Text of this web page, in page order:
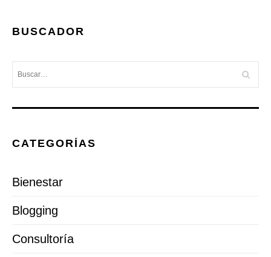
BUSCADOR
CATEGORÍAS
Bienestar
Blogging
Consultoría